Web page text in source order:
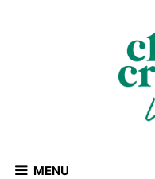
MENU